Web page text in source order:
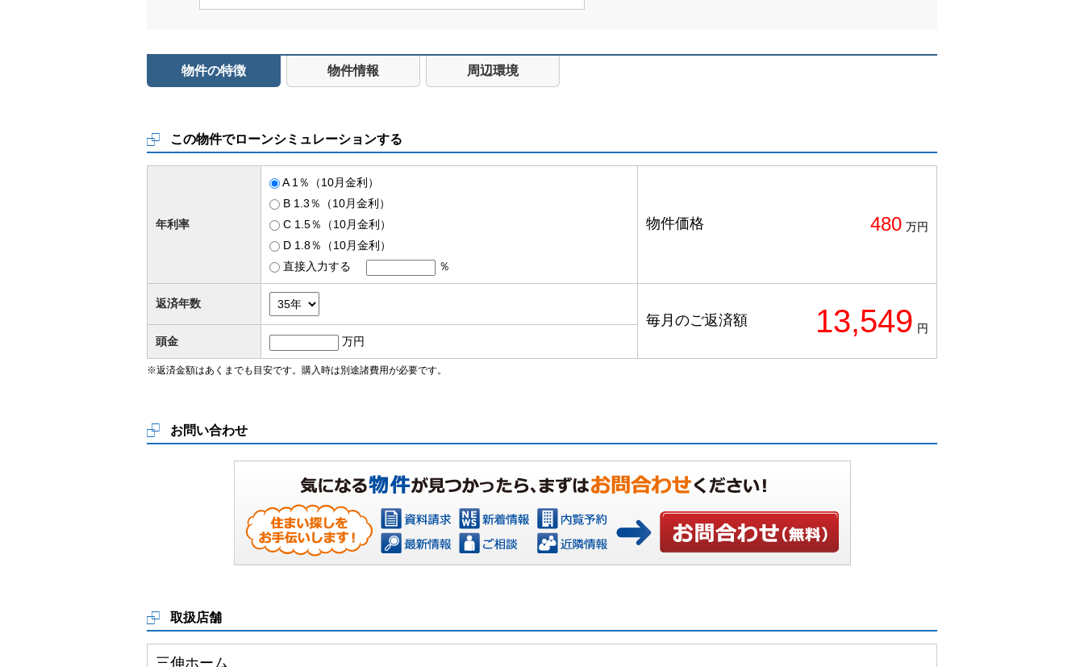
物件の特徴 物件情報 周辺環境
この物件でローンシミュレーションする
年利率
A 1％（10月金利）
B 1.3％（10月金利）
C 1.5％（10月金利）
D 1.8％（10月金利）
直接入力する
％
物件価格 480 万円
返済年数
毎月のご返済額 13,549 円
頭金
万円
※返済金額はあくまでも目安です。購入時は別途諸費用が必要です。
お問い合わせ
取扱店舗
三伸ホーム